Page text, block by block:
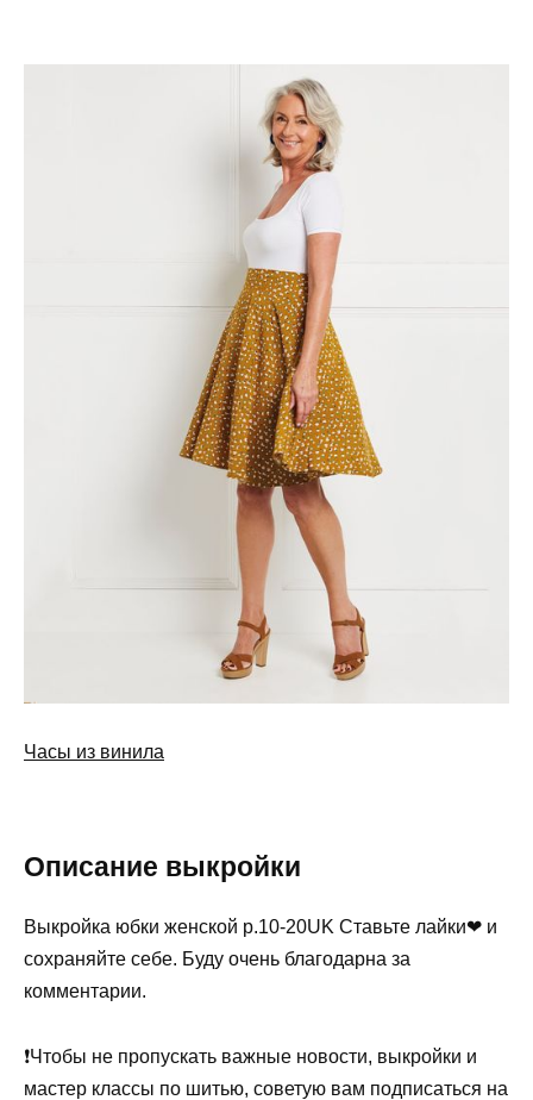
Часы из винила
Описание выкройки
Выкройка юбки женской р.10-20UK Ставьте лайки❤ и
сохраняйте себе. Буду очень благодарна за
комментарии.
❗Чтобы не пропускать важные новости, выкройки и
мастер классы по шитью, советую вам подписаться на